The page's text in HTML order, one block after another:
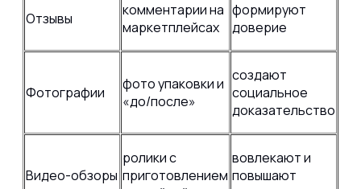
Отзывы
комментарии на
маркетплейсах
формируют
доверие
Фотографии
фото упаковки и
«до/после»
создают
социальное
доказательство
Видео-обзоры
ролики с
приготовлением
вовлекают и
повышают